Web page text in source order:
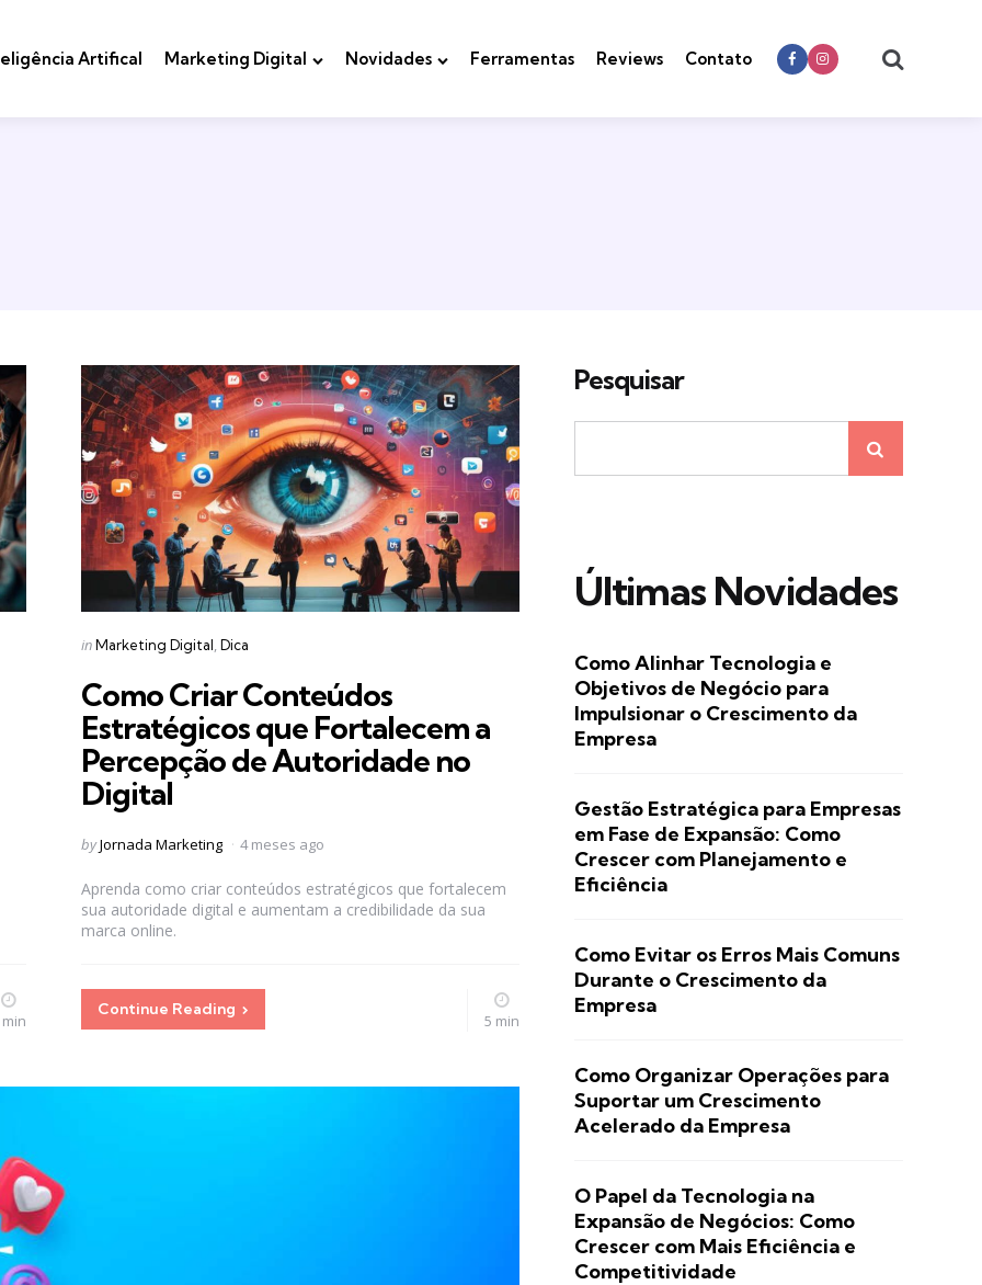
Artifical Marketing Digital Novidades Ferramentas Reviews Contato
min
Categories
Posted
inMarketing Digital Dica
Como Criar Conteúdos
Estratégicos que Fortalecem a
Percepção de Autoridade no
Digital
Posted
byJornada Marketing 4 meses ago
Aprenda como criar conteúdos estratégicos que fortalecem
sua autoridade digital e aumentam a credibilidade da sua
marca online.
Continue Reading
5 min
Pesquisar
Últimas Novidades
Como Alinhar Tecnologia e
Objetivos de Negócio para
Impulsionar o Crescimento da
Empresa
Gestão Estratégica para Empresas
em Fase de Expansão: Como
Crescer com Planejamento e
Eficiência
Como Evitar os Erros Mais Comuns
Durante o Crescimento da
Empresa
Como Organizar Operações para
Suportar um Crescimento
Acelerado da Empresa
O Papel da Tecnologia na
Expansão de Negócios: Como
Crescer com Mais Eficiência e
Competitividade